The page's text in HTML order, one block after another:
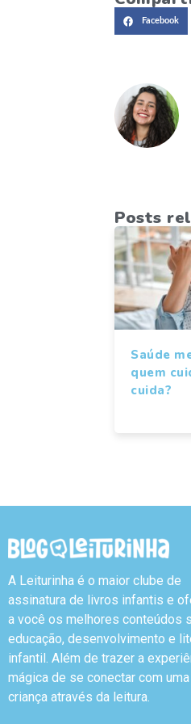
Facebook
Posts
Saúde
quem
cuida?
A Leiturinha é o maior clube de
assinatura de livros infantis e
a você os melhores conteúdos
educação, desenvolvimento e
infantil. Além de trazer a
mágica de se conectar com uma
criança através da leitura.